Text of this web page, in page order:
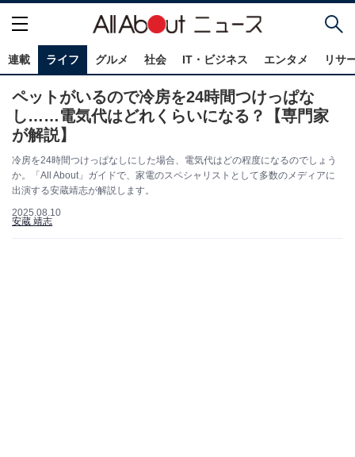
連載 ライフ グルメ 社会 IT・ビジネス エンタメ リサ
ペットがいるので冷房を24時間つけっぱな
し……電気代はどれくらいになる？【専門家
が解説】
冷房を24時間つけっぱなしにした場合、電気代はどの程度になるのでしょう
か。「All About」ガイドで、家電のスペシャリストとして多数のメディアに
出演する安蔵靖志が解説します。
2025.08.10
安蔵 靖志